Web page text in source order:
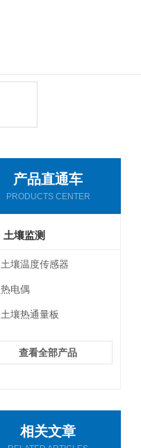
产品直通车
PRODUCTS CENTER
土壤监测
土壤温度传感器
热电偶
土壤热通量板
查看全部产品
相关文章